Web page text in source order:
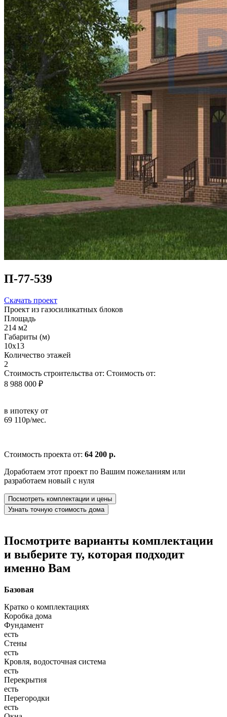
П-77-539
Скачать проект
Проект из газосиликатных блоков
Площадь
214 м2
Габариты (м)
10х13
Количество этажей
2
Стоимость строительства от: Стоимость от:
8 988 000 ₽
в ипотеку от
69 110р/мес.
Стоимость проекта от: 64 200 р.
Доработаем этот проект по Вашим пожеланиям или
разработаем новый с нуля
Посмотреть комплектации и цены
Узнать точную стоимость дома
Посмотрите варианты комплектации
и выберите ту, которая подходит
именно Вам
Базовая
Кратко о комплектациях
Коробка дома
Фундамент
есть
Стены
есть
Кровля, водосточная система
есть
Перекрытия
есть
Перегородки
есть